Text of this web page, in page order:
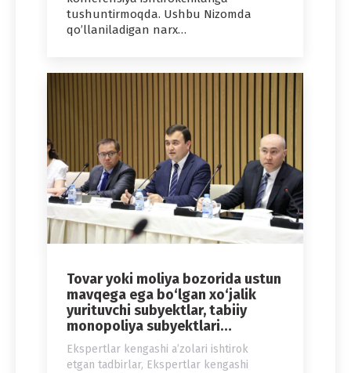
tushuntirmoqda. Ushbu Nizomda
qo’llaniladigan narx…
Tovar yoki moliya bozorida ustun
mavqega ega bo‘lgan xo‘jalik
yurituvchi subyektlar, tabiiy
monopoliya subyektlari…
Ekspertlar kengashi a’zolari ishtirok
etgan tadbirlar, Ekspertlar kengashi